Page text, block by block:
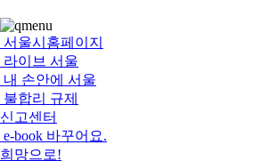
서울시홈페이지
라이브 서울
내 손안에 서울
불합리 규제
신고센터
e-book 바꾸어요.
희망으로!